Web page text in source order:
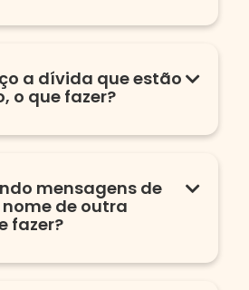
a dívida que estão
o que fazer?
mensagens de
de outra
fazer?